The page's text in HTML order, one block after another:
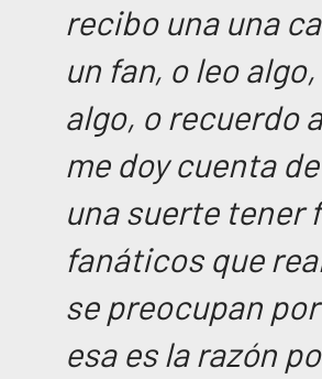
recibo una una
un fan, o leo
algo, o recuerdo
me doy cuenta
una suerte tener
fanáticos que
se preocupan
esa es la razón